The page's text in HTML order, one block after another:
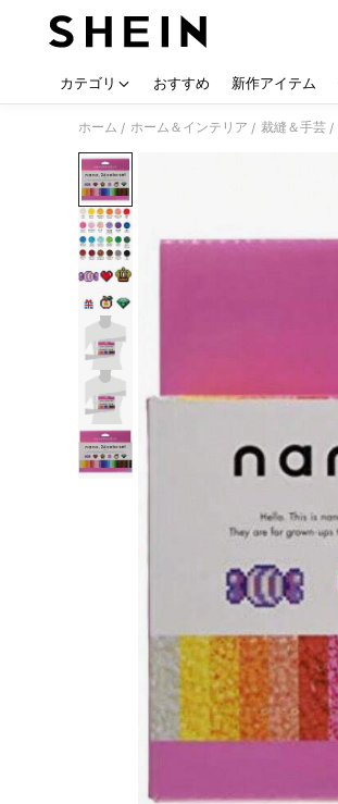
カテゴリ おすすめ 新作アイテム
ホーム / ホーム＆インテリア / 裁縫＆手芸 /